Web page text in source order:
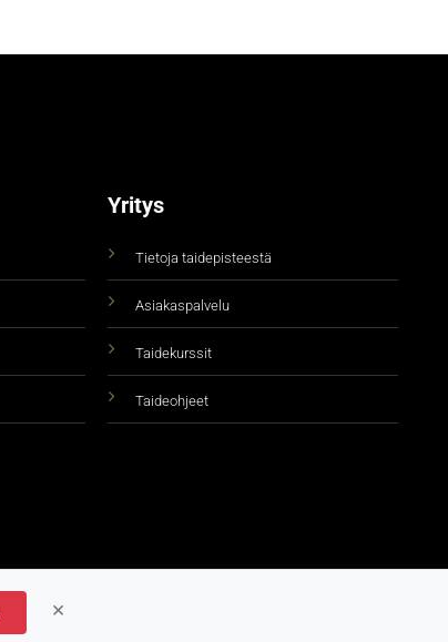
Yritys
Tietoja taidepisteestä
Asiakaspalvelu
Taidekurssit
Taideohjeet
×